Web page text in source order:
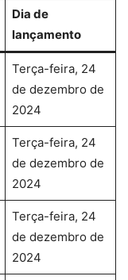
Dia de
lançamento
Terça-feira, 24
de dezembro de
2024
Terça-feira, 24
de dezembro de
2024
Terça-feira, 24
de dezembro de
2024